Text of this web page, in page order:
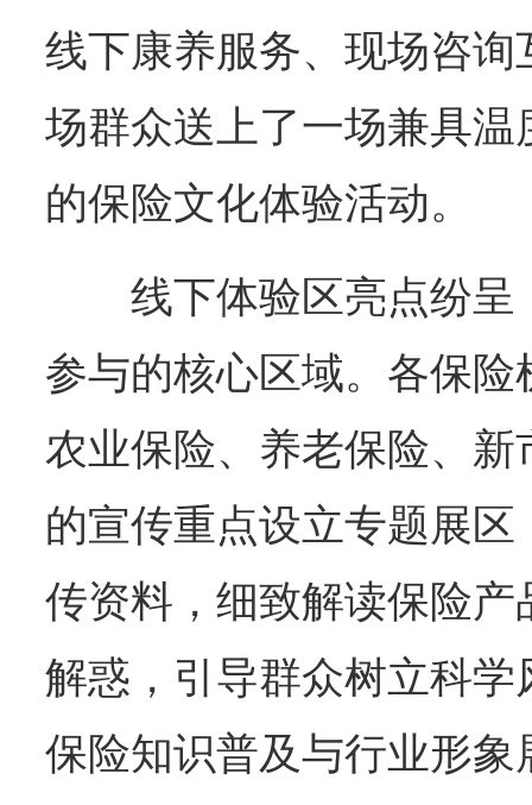
线下康养服务、现场咨
场群众送上了一场兼具
的保险文化体验活动。
线下体验区亮点纷
参与的核心区域。各保
农业保险、养老保险、
的宣传重点设立专题展
传资料，细致解读保险
解惑，引导群众树立科
保险知识普及与行业形